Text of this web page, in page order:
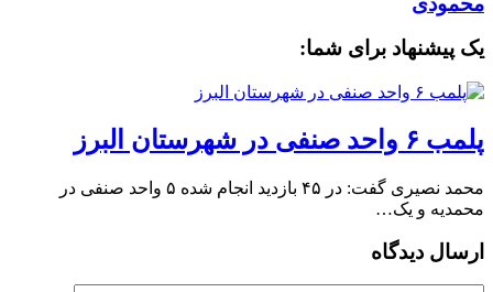
یک پیشنهاد برای شما:
پلمب ۶ واحد صنفی در شهرستان البرز
محمد نصیری گفت: در ۴۵ بازدید انجام شده ۵ واحد صنفی در
محمدیه و یک…
ارسال دیدگاه